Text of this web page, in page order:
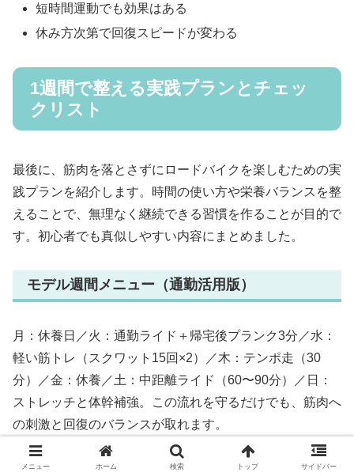
短時間運動でも効果はある
休み方次第で回復スピードが変わる
1週間で整える実践プランとチェッ
クリスト
最後に、筋肉を落とさずにロードバイクを楽しむための実
践プランを紹介します。時間の使い方や栄養バランスを整
えることで、無理なく継続できる習慣を作ることが目的で
す。初心者でも真似しやすい内容にまとめました。
モデル週間メニュー（通勤活用版）
月：休養日／火：通勤ライド＋帰宅後プランク3分／水：
軽い筋トレ（スクワット15回×2）／木：テンポ走（30
分）／金：休養／土：中距離ライド（60〜90分）／日：
ストレッチと体幹補強。この流れを守るだけでも、筋肉へ
の刺激と回復のバランスが取れます。
メニュー ホーム 検索 トップ サイドバー